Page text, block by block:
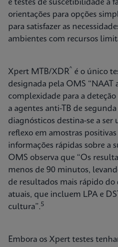
e testes de suscetibilidade a
orientações para opções
para satisfazer as
ambientes com recursos
Xpert MTB/XDR^ é o único
designada pela OMS “NAAT
complexidade para a
a agentes anti-TB de
diagnósticos destina-se a
reflexo em amostras
informações rápidas sobre a
OMS observa que “Os
menos de 90 minutos,
de resultados mais rápido
atuais, que incluem LPA e
cultura”.5
Embora os Xpert testes